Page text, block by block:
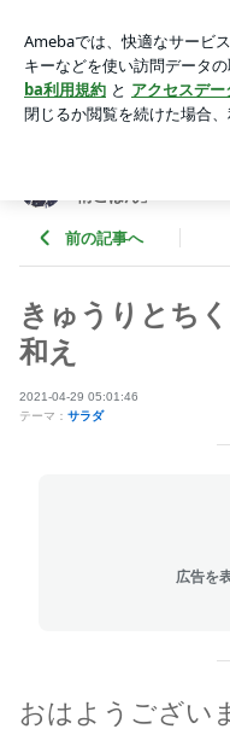
ルブログ「４児ママの愛
アプリをダウンロードして
ょう。
情ごはん」
前の記事へ
きゅうりとち
和え
2021-04-29 05:01:46
テーマ： サラダ
広告を
おはようござい